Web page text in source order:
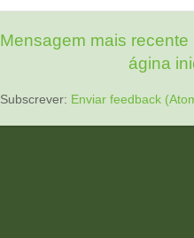
Mensagem mais recente
ágina
Subscrever: Enviar feedback